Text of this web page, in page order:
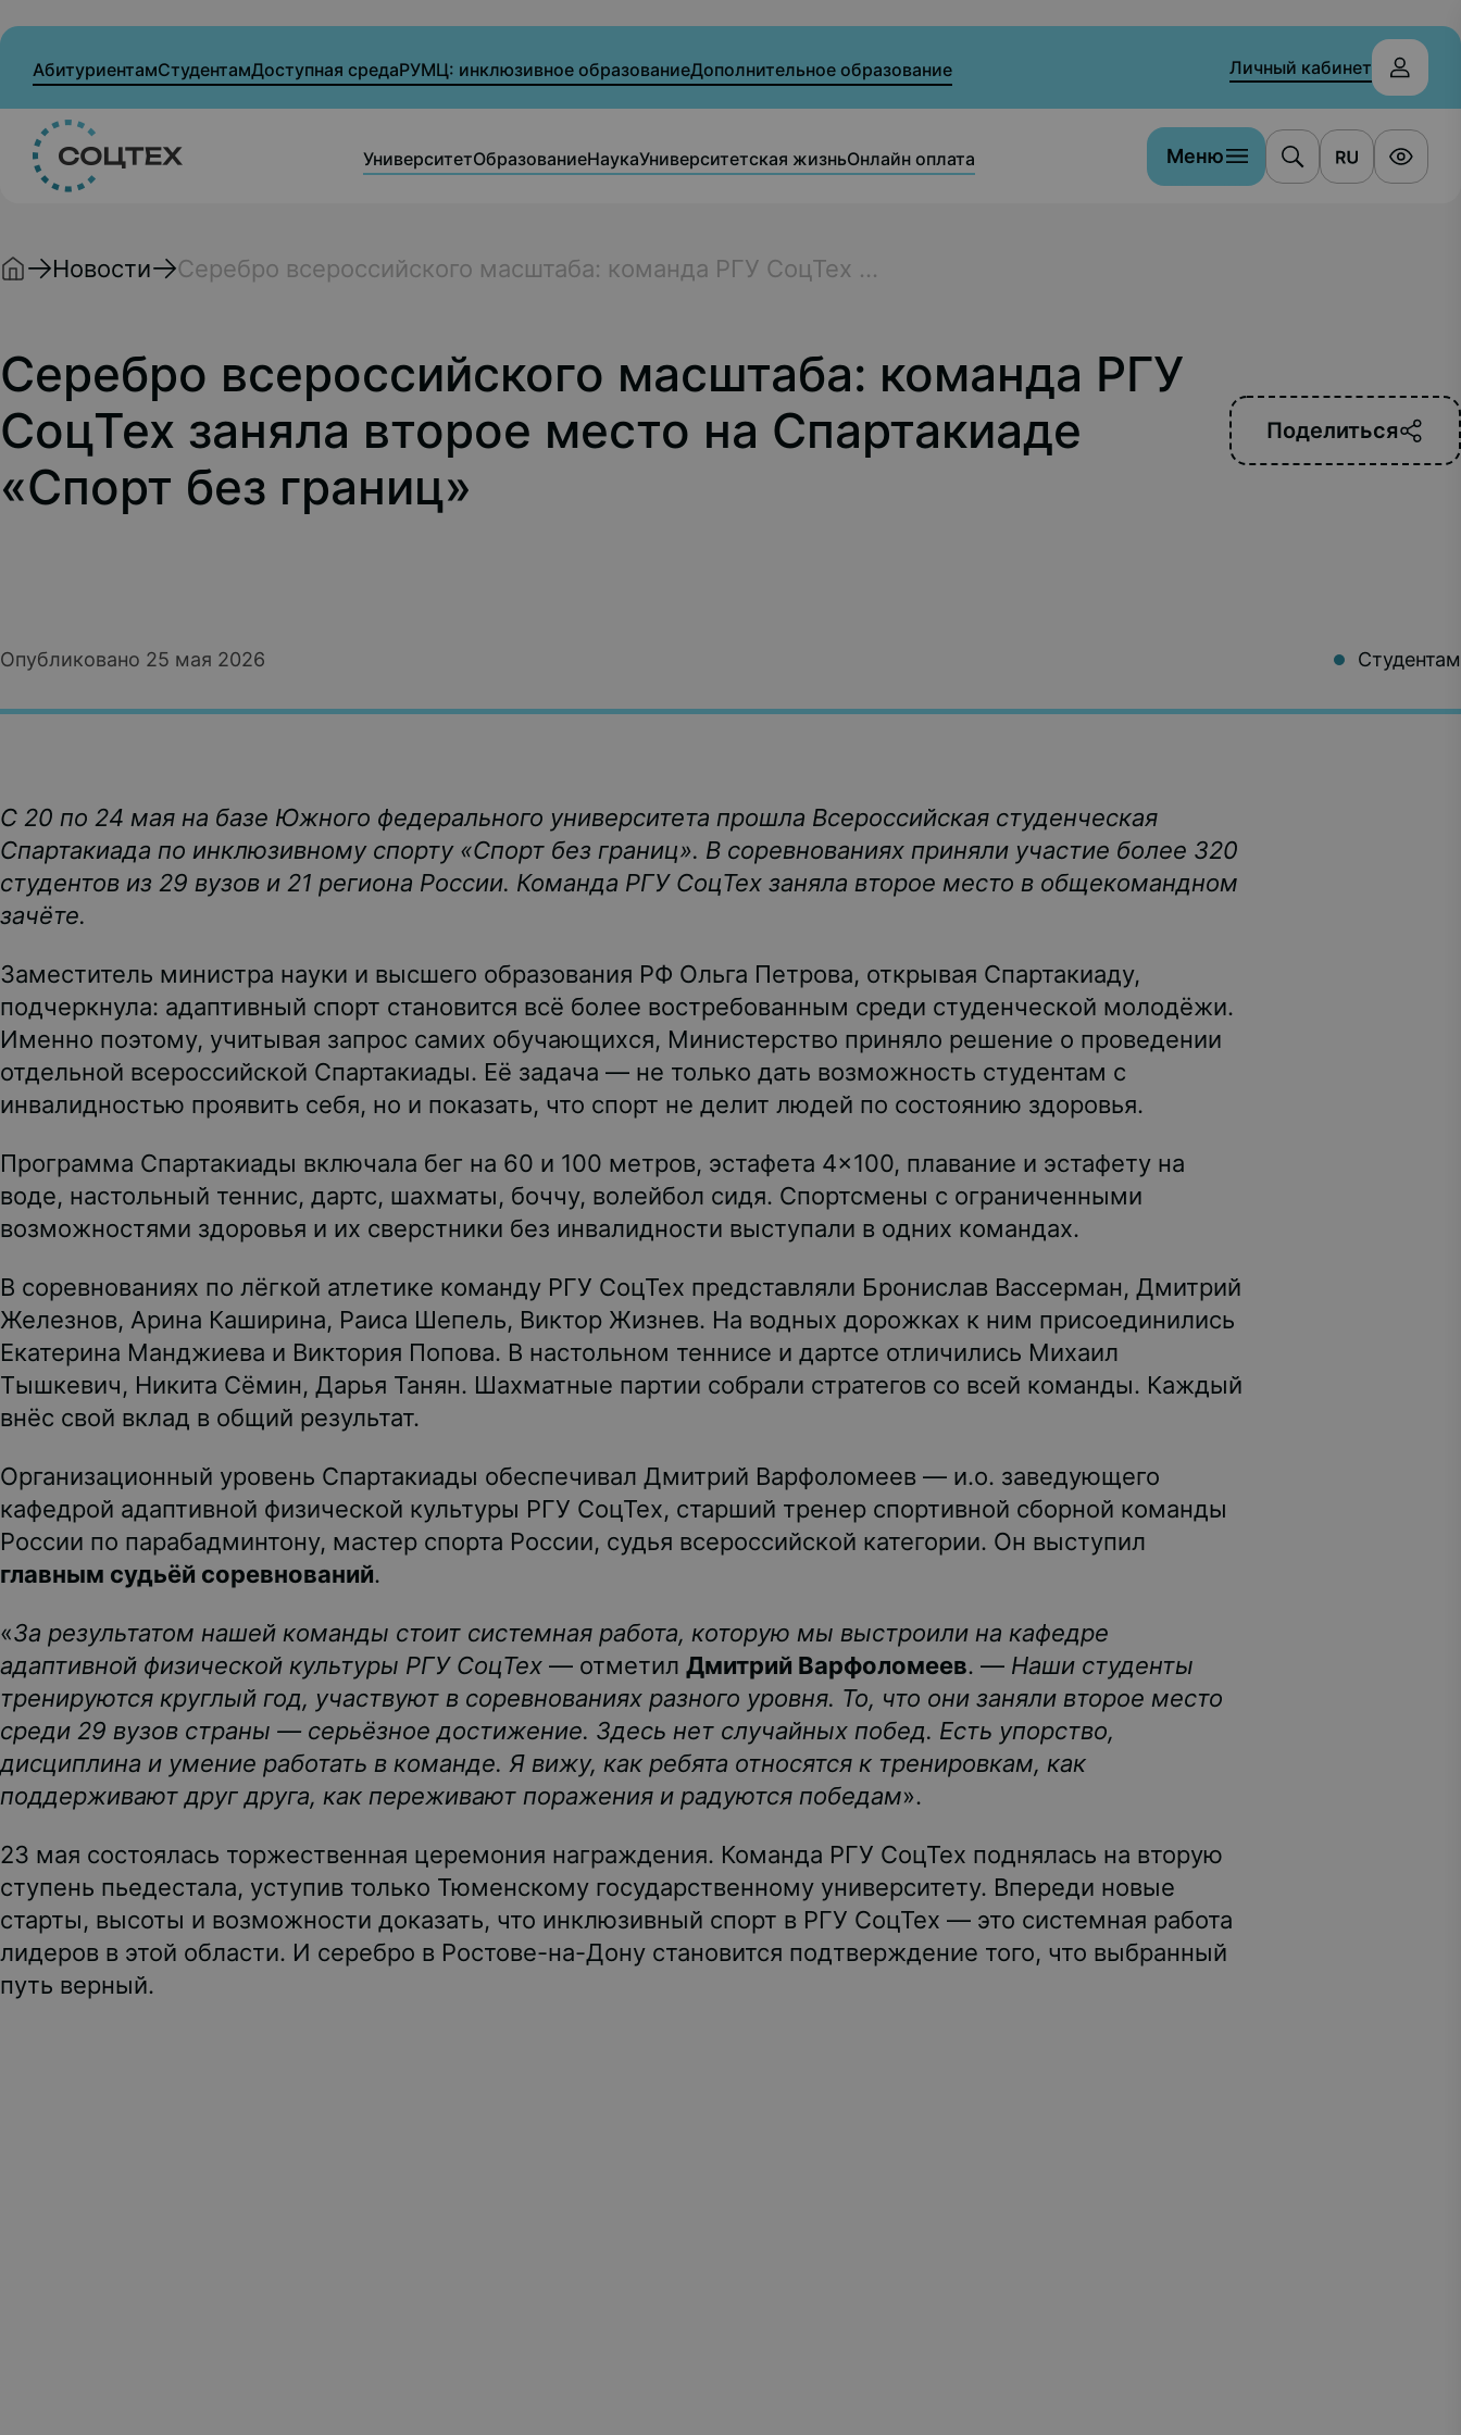
АбитуриентамСтудентамДоступная средаРУМЦ: инклюзивное образованиеДополнительное образование Личный кабинет
УниверситетОбразованиеНаукаУниверситетская жизньОнлайн оплата Меню
Новости Серебро всероссийского масштаба: команда РГУ СоцТех ...
Серебро всероссийского масштаба: команда РГУ
СоцТех заняла второе место на Спартакиаде
«Спорт без границ»
Поделиться
Опубликовано 25 мая 2026 Студентам
С 20 по 24 мая на базе Южного федерального университета прошла Всероссийская студенческая
Спартакиада по инклюзивному спорту «Спорт без границ». В соревнованиях приняли участие более 320
студентов из 29 вузов и 21 региона России. Команда РГУ СоцТех заняла второе место в общекомандном
зачёте.
Заместитель министра науки и высшего образования РФ Ольга Петрова, открывая Спартакиаду,
подчеркнула: адаптивный спорт становится всё более востребованным среди студенческой молодёжи.
Именно поэтому, учитывая запрос самих обучающихся, Министерство приняло решение о проведении
отдельной всероссийской Спартакиады. Её задача — не только дать возможность студентам с
инвалидностью проявить себя, но и показать, что спорт не делит людей по состоянию здоровья.
Программа Спартакиады включала бег на 60 и 100 метров, эстафета 4×100, плавание и эстафету на
воде, настольный теннис, дартс, шахматы, боччу, волейбол сидя. Спортсмены с ограниченными
возможностями здоровья и их сверстники без инвалидности выступали в одних командах.
В соревнованиях по лёгкой атлетике команду РГУ СоцТех представляли Бронислав Вассерман, Дмитрий
Железнов, Арина Каширина, Раиса Шепель, Виктор Жизнев. На водных дорожках к ним присоединились
Екатерина Манджиева и Виктория Попова. В настольном теннисе и дартсе отличились Михаил
Тышкевич, Никита Сёмин, Дарья Танян. Шахматные партии собрали стратегов со всей команды. Каждый
внёс свой вклад в общий результат.
Организационный уровень Спартакиады обеспечивал Дмитрий Варфоломеев — и.о. заведующего
кафедрой адаптивной физической культуры РГУ СоцТех, старший тренер спортивной сборной команды
России по парабадминтону, мастер спорта России, судья всероссийской категории. Он выступил
главным судьёй соревнований.
«За результатом нашей команды стоит системная работа, которую мы выстроили на кафедре
адаптивной физической культуры РГУ СоцТех — отметил Дмитрий Варфоломеев. — Наши студенты
тренируются круглый год, участвуют в соревнованиях разного уровня. То, что они заняли второе место
среди 29 вузов страны — серьёзное достижение. Здесь нет случайных побед. Есть упорство,
дисциплина и умение работать в команде. Я вижу, как ребята относятся к тренировкам, как
поддерживают друг друга, как переживают поражения и радуются победам».
23 мая состоялась торжественная церемония награждения. Команда РГУ СоцТех поднялась на вторую
ступень пьедестала, уступив только Тюменскому государственному университету. Впереди новые
старты, высоты и возможности доказать, что инклюзивный спорт в РГУ СоцТех — это системная работа
лидеров в этой области. И серебро в Ростове-на-Дону становится подтверждение того, что выбранный
путь верный.